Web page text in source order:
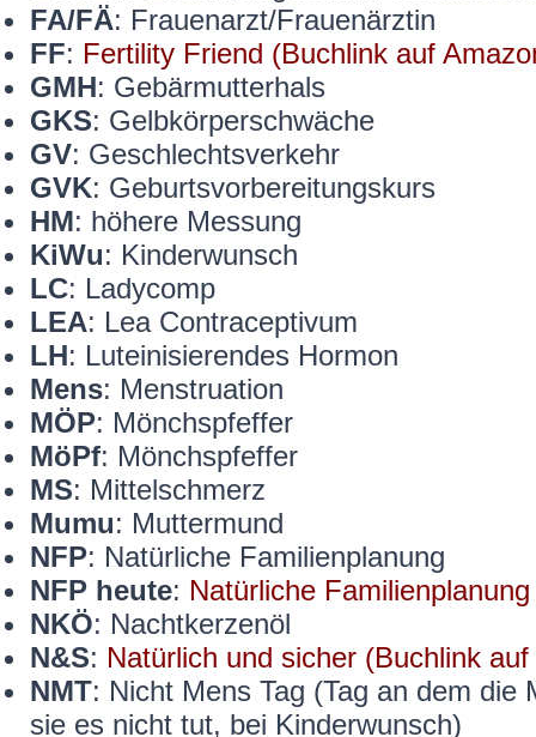
FA/FÄ: Frauenarzt/Frauenärztin
FF: Fertility Friend (Buchlink auf
GMH: Gebärmutterhals
GKS: Gelbkörperschwäche
GV: Geschlechtsverkehr
GVK: Geburtsvorbereitungskurs
HM: höhere Messung
KiWu: Kinderwunsch
LC: Ladycomp
LEA: Lea Contraceptivum
LH: Luteinisierendes Hormon
Mens: Menstruation
MÖP: Mönchspfeffer
MöPf: Mönchspfeffer
MS: Mittelschmerz
Mumu: Muttermund
NFP: Natürliche Familienplanung
NFP heute: Natürliche
NKÖ: Nachtkerzenöl
N&S: Natürlich und sicher (Buchlink
NMT: Nicht Mens Tag (Tag an dem
sie es nicht tut, bei Kinderwunsch)